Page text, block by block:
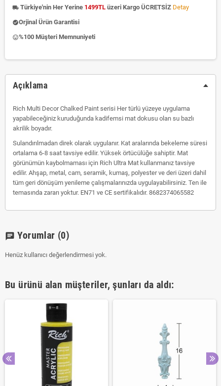
local_shipping Türkiye'nin Her Yerine 1499TL üzeri Kargo ÜCRETSİZ Detay
check_circleOrjinal Ürün Garantisi
insert_emoticon%100 Müşteri Memnuniyeti
Açıklama
Rich Multi Decor Chalked Paint serisi Her türlü yüzeye uygulama
yapabileceğiniz kuruduğunda kadifemsi mat dokusu olan su bazlı
akrilik boyadır.
Sulandırılmadan direk olarak uygulanır. Kat aralarında bekeleme süresi
ortalama 6-8 saat tavsiye edilir. Yüksek örtücülüğe sahiptir. Mat
görünümün kaybolmaması için Rich Ultra Mat kullanmanız tavsiye
edilir. Ahşap, metal, cam, seramik, kumaş, polyester ve deri üzeri dahil
tüm geri dönüşüm yenileme çalışmalarınızda uygulayabilirsiniz. Ten ile
temasında zararı yoktur. EN71 ve CE sertifikalıdır. 8682374065582
chat Yorumlar (0)
Henüz kullanıcı değerlendirmesi yok.
Bu ürünü alan müşteriler, şunları da aldı: